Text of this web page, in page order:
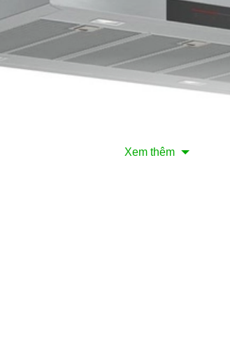
Xem thêm